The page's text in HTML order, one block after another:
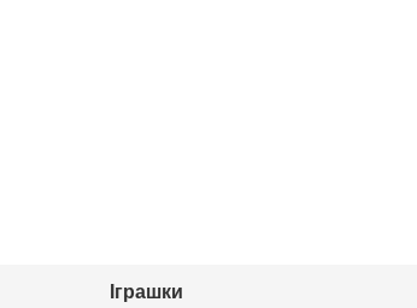
Іграшки